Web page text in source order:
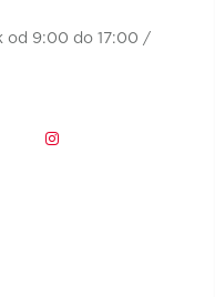
od 9:00 do 17:00 /